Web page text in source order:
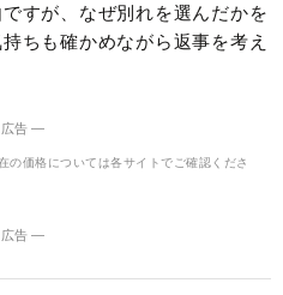
すが、なぜ別れを選んだかを
ちも確かめながら返事を考え
告 ―
価格については各サイトでご確認くださ
告 ―